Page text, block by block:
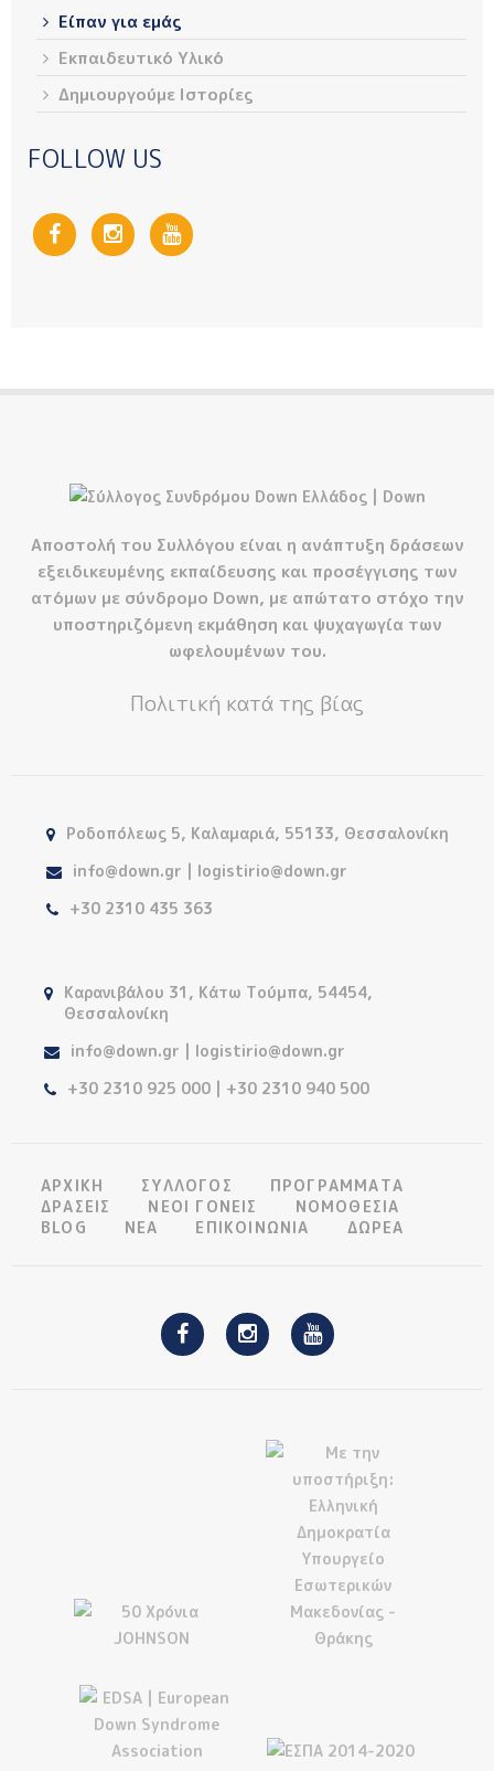
Είπαν για εμάς
Εκπαιδευτικό Υλικό
Δημιουργούμε Ιστορίες
FOLLOW US
Αποστολή του Συλλόγου είναι η ανάπτυξη δράσεων
εξειδικευμένης εκπαίδευσης και προσέγγισης των
ατόμων με σύνδρομο Down, με απώτατο στόχο την
υποστηριζόμενη εκμάθηση και ψυχαγωγία των
ωφελουμένων του.
Πολιτική κατά της βίας
Ροδοπόλεως 5, Καλαμαριά, 55133, Θεσσαλονίκη
info@down.gr | logistirio@down.gr
+30 2310 435 363
Καρανιβάλου 31, Κάτω Τούμπα, 54454,
Θεσσαλονίκη
info@down.gr | logistirio@down.gr
+30 2310 925 000 | +30 2310 940 500
ΑΡΧΙΚΗ ΣΥΛΛΟΓΟΣ
ΠΡΟΓΡΑΜΜΑΤΑ
ΔΡΑΣΕΙΣ
ΝΕΟΙ ΓΟΝΕΙΣ
ΝΟΜΟΘΕΣΙΑ
BLOG
ΝΕΑ ΕΠΙΚΟΙΝΩΝΙΑ ΔΩΡΕΑ